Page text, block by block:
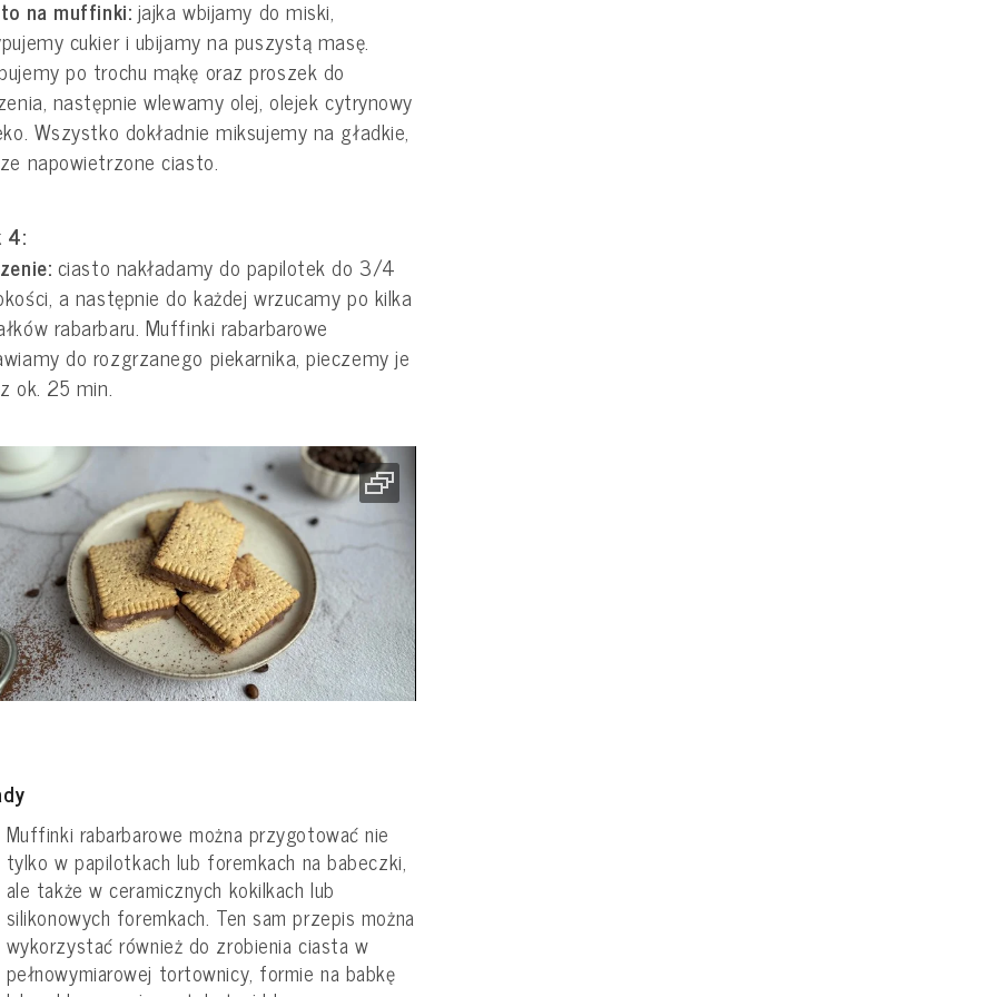
na muffinki: jajka wbijamy do miski,
cukier i ubijamy na puszystą masę.
po trochu mąkę oraz proszek do
następnie wlewamy olej, olejek cytrynowy
Wszystko dokładnie miksujemy na gładkie,
napowietrzone ciasto.
4:
ciasto nakładamy do papilotek do 3/4
a następnie do każdej wrzucamy po kilka
rabarbaru. Muffinki rabarbarowe
do rozgrzanego piekarnika, pieczemy je
ok. 25 min.
Muffinki rabarbarowe można przygotować nie
tylko w papilotkach lub foremkach na babeczki,
ale także w ceramicznych kokilkach lub
silikonowych foremkach. Ten sam przepis można
wykorzystać również do zrobienia ciasta w
pełnowymiarowej tortownicy, formie na babkę